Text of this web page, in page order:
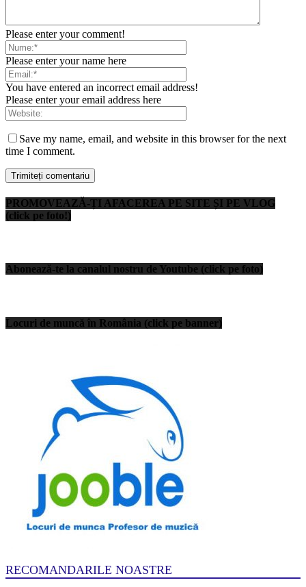
Please enter your comment!
Please enter your name here
You have entered an incorrect email address!
Please enter your email address here
Save my name, email, and website in this browser for the next
time I comment.
PROMOVEAZĂ-ȚI AFACEREA PE SITE ȘI PE VLOG
(click pe foto!)
Abonează-te la canalul nostru de Youtube (click pe foto)
Locuri de muncă în România (click pe banner)
RECOMANDARILE NOASTRE